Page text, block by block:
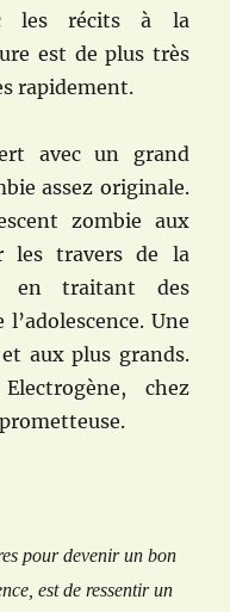
les récits à la
est de plus très
rapidement.
avec un grand
assez originale.
zombie aux
les travers de la
en traitant des
Une
aux plus grands.
chez
pour devenir un bon
est de ressentir un